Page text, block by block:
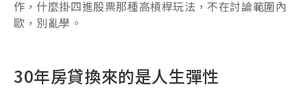
作，什麼掛四進股票那種高槓桿玩法，不在討論範圍內
歐，別亂學。
30年房貸換來的是人生彈性